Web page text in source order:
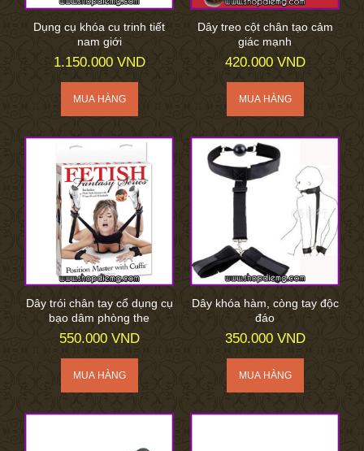
Dụng cụ khóa cu trinh tiết
nam giới
1.150.000 VND
Dây treo cột chân tạo cảm
giác mạnh
420.000 VND
Dây trói chân tay cổ dụng cụ
bạo dâm phòng the
550.000 VND
Dây khóa hàm, còng tay độc
đáo
350.000 VND